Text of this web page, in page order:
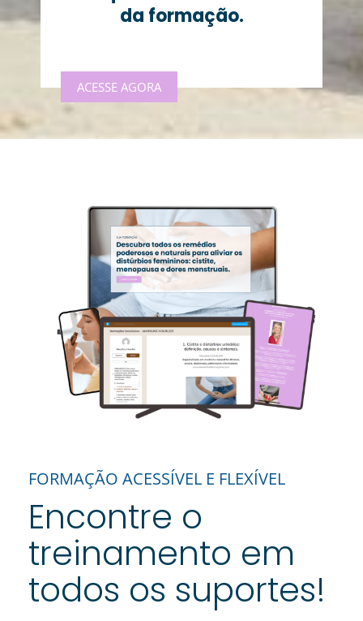
da formação.
ACESSE AGORA
FORMAÇÃO ACESSÍVEL E FLEXÍVEL
Encontre o
treinamento em
todos os suportes!